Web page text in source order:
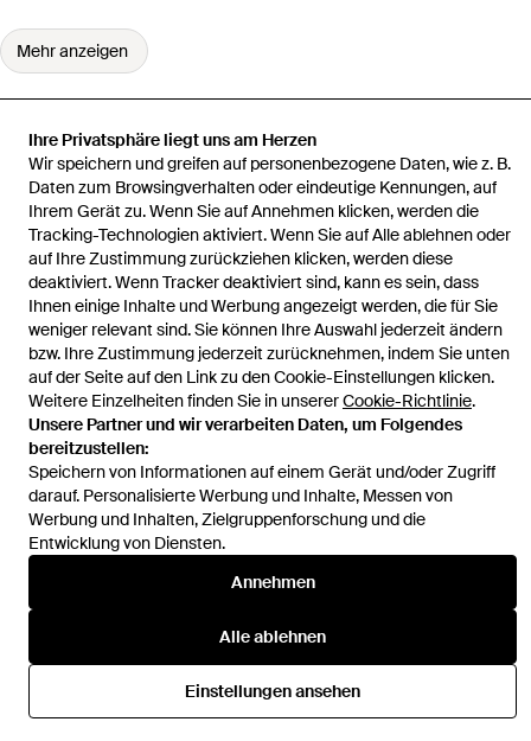
Ihre Privatsphäre liegt uns am Herzen
Wir speichern und greifen auf personenbezogene Daten, wie z. B.
Daten zum Browsingverhalten oder eindeutige Kennungen, auf
Ihrem Gerät zu. Wenn Sie auf Annehmen klicken, werden die
Tracking-Technologien aktiviert. Wenn Sie auf Alle ablehnen oder
auf Ihre Zustimmung zurückziehen klicken, werden diese
deaktiviert. Wenn Tracker deaktiviert sind, kann es sein, dass
Ihnen einige Inhalte und Werbung angezeigt werden, die für Sie
weniger relevant sind. Sie können Ihre Auswahl jederzeit ändern
bzw. Ihre Zustimmung jederzeit zurücknehmen, indem Sie unten
auf der Seite auf den Link zu den Cookie-Einstellungen klicken.
Weitere Einzelheiten finden Sie in unsererCookie-Richtlinie.
Unsere Partner und wir verarbeiten Daten, um Folgendes
bereitzustellen:
Speichern von Informationen auf einem Gerät und/oder Zugriff
darauf. Personalisierte Werbung und Inhalte, Messen von
Werbung und Inhalten, Zielgruppenforschung und die
Entwicklung von Diensten.
Annehmen
Alle ablehnen
Einstellungen ansehen
Mehr anzeigen
Startseite Herren Hemden Hemd aus Leinenmix in Relaxed Fit
Hilfe und Informationen